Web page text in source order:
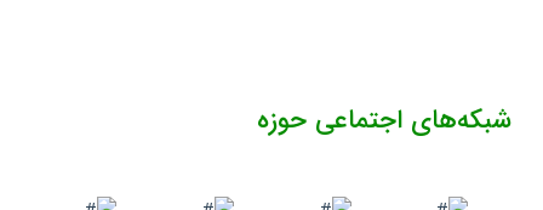
شبکه‌های اجتماعی حوزه